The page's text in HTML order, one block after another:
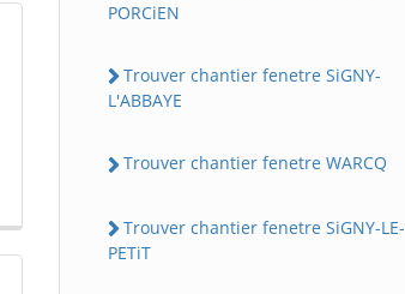
PORCiEN
Trouver chantier fenetre SiGNY-
L'ABBAYE
Trouver chantier fenetre WARCQ
Trouver chantier fenetre SiGNY-LE-
PETiT